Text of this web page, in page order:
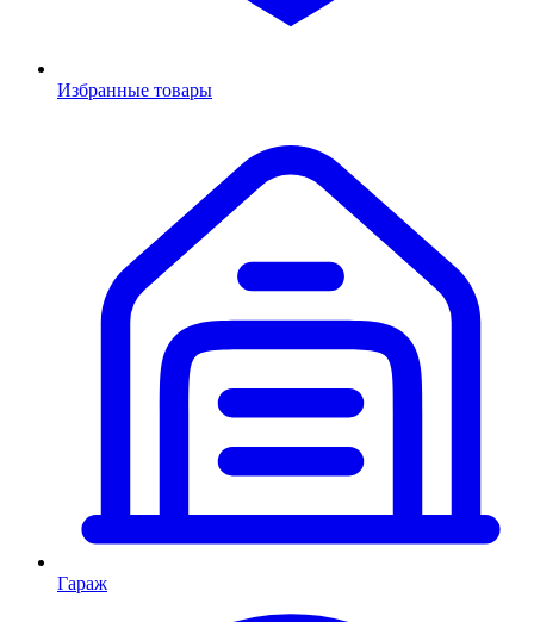
Избранные товары
Гараж